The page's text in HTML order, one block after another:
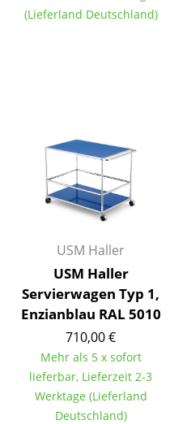
Tische
Schreibtische
Sekretäre & PC-Tische
Konferenztische
Stehtische & Stehpulte
Kindertische
Gartentische
Servierwagen
Einzelteile
... alle Tische
(Lieferland Deutschland)
USM Haller
USM Haller
Servierwagen Typ 1,
Enzianblau RAL 5010
710,00 €
Mehr als 5 x sofort
lieferbar, Lieferzeit 2-3
Werktage (Lieferland
Deutschland)